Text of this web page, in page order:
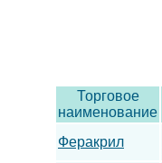
Торговое
наименование
Феракрил